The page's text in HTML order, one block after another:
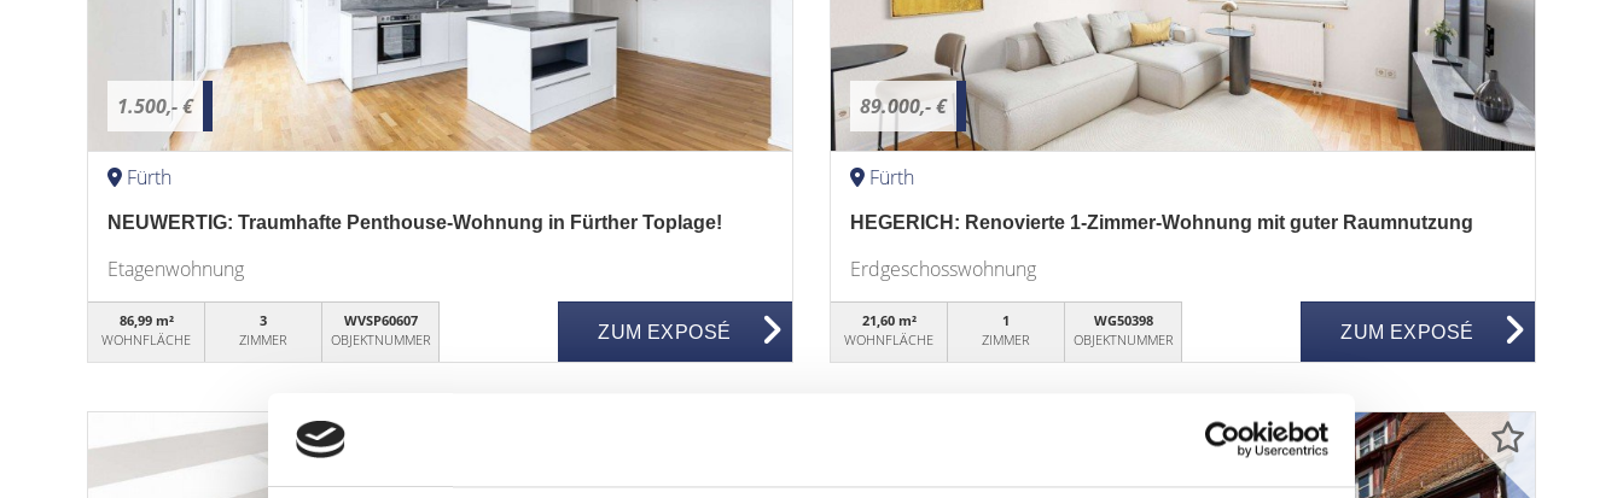
1.500,- €
Fürth
NEUWERTIG: Traumhafte Penthouse-Wohnung in Fürther Toplage!
Etagenwohnung
86,99 m²
WOHNFLÄCHE
3
ZIMMER
WVSP60607
OBJEKTNUMMER
ZUM EXPOSÉ
89.000,- €
Fürth
HEGERICH: Renovierte 1-Zimmer-Wohnung mit guter Raumnutzung
Erdgeschosswohnung
21,60 m²
WOHNFLÄCHE
1
ZIMMER
WG50398
OBJEKTNUMMER
ZUM EXPOSÉ